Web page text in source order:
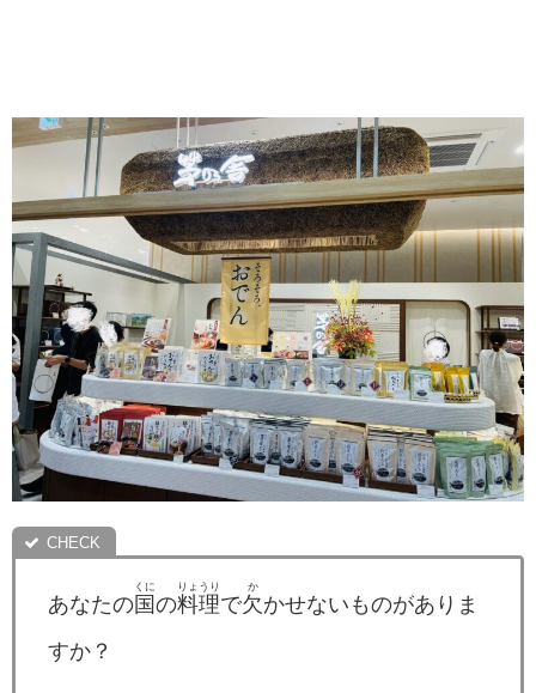
あなたの国
くに
の料理
りょうり
で欠
か
かせないものがありま
すか？